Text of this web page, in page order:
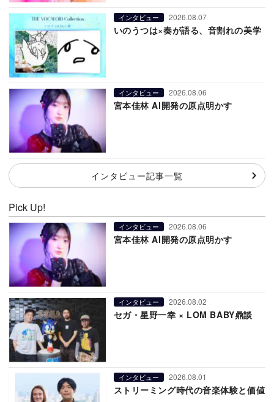
インタビュー 2026.08.07
いのうつは×奏が語る、音割れの美学
インタビュー 2026.08.06
宮本佳林 AI開発の原点明かす
インタビュー記事一覧
Pick Up!
インタビュー 2026.08.06
宮本佳林 AI開発の原点明かす
インタビュー 2026.08.02
セガ・星野一幸 × LOM BABY鼎談
インタビュー 2026.08.01
ストリーミング時代の音楽体験と価値